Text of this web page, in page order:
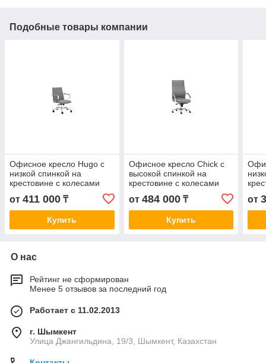
Подобные товары компании
Офисное кресло Hugo с
низкой спинкой на
крестовине с колесами
от 411 000 ₸
Купить
Офисное кресло Chick с
высокой спинкой на
крестовине с колесами
от 484 000₸
Купить
от
О нас
Рейтинг не сформирован
Менее 5 отзывов за последний год
Работает с 11.02.2013
г. Шымкент
Улица Джангильдина, 19/3, Шымкент, Казахстан